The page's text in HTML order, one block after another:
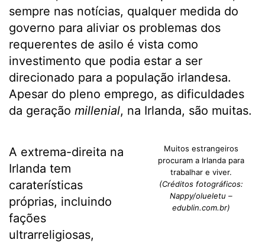
sempre nas notícias, qualquer medida do
governo para aliviar os problemas dos
requerentes de asilo é vista como
investimento que podia estar a ser
direcionado para a população irlandesa.
Apesar do pleno emprego, as dificuldades
da geração millenial, na Irlanda, são muitas.
Muitos estrangeiros
procuram a Irlanda para
trabalhar e viver.
(Créditos fotográficos:
Nappy/olueletu –
edublin.com.br)
A extrema-direita na
Irlanda tem
caraterísticas
próprias, incluindo
fações
ultrarreligiosas,